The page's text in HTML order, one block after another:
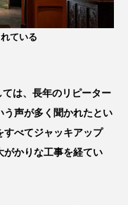
ている
は、長年のリピーター
声が多く聞かれたとい
すべてジャッキアップ
がかりな工事を経てい